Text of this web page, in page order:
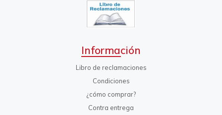
Información
Libro de reclamaciones
Condiciones
¿cómo comprar?
Contra entrega